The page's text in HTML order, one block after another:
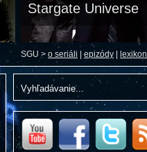
Stargate Universe
SGU > o seriáli epizódy lexikon